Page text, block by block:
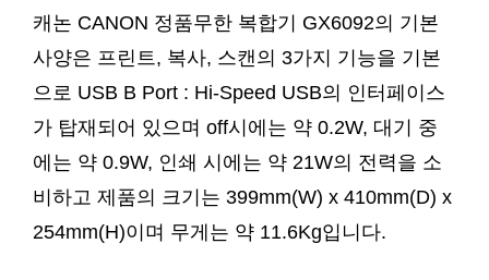
캐논 CANON 정품무한 복합기 GX6092의 기본
사양은 프린트, 복사, 스캔의 3가지 기능을 기본
으로 USB B Port : Hi-Speed USB의 인터페이스
가 탑재되어 있으며 off시에는 약 0.2W, 대기 중
에는 약 0.9W, 인쇄 시에는 약 21W의 전력을 소
비하고 제품의 크기는 399mm(W) x 410mm(D) x
254mm(H)이며 무게는 약 11.6Kg입니다.